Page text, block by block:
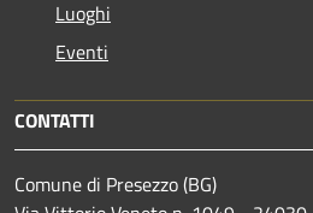
Luoghi
Eventi
CONTATTI
Comune di Presezzo (BG)